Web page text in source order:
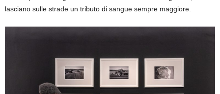
lasciano sulle strade un tributo di sangue sempre maggiore.